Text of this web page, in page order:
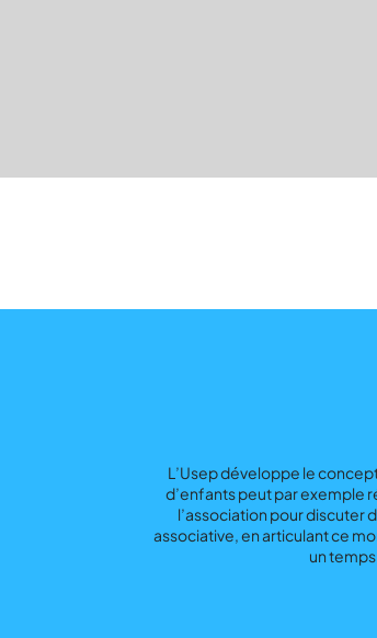
L’Usep développe le
d’enfants peut par exemple
l’association pour discuter
associative, en articulant ce
un